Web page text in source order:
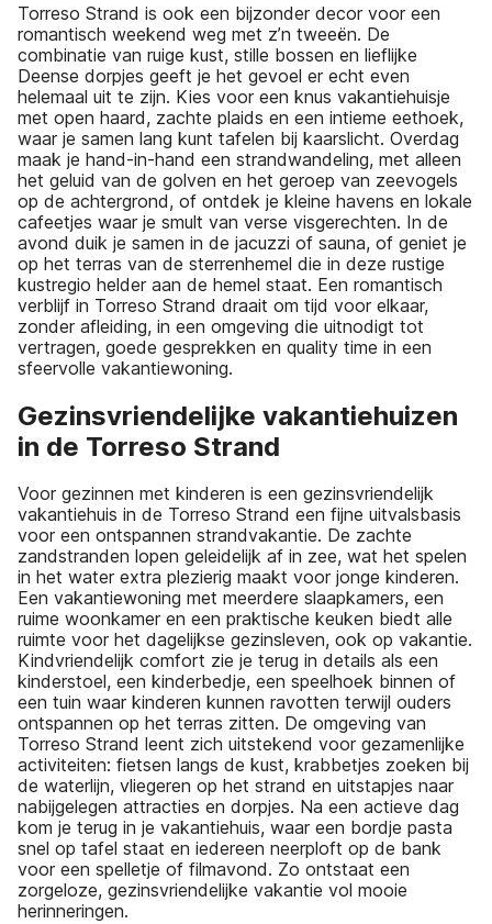
Torreso Strand is ook een bijzonder decor voor een
romantisch weekend weg met z’n tweeën. De
combinatie van ruige kust, stille bossen en lieflijke
Deense dorpjes geeft je het gevoel er echt even
helemaal uit te zijn. Kies voor een knus vakantiehuisje
met open haard, zachte plaids en een intieme eethoek,
waar je samen lang kunt tafelen bij kaarslicht. Overdag
maak je hand-in-hand een strandwandeling, met alleen
het geluid van de golven en het geroep van zeevogels
op de achtergrond, of ontdek je kleine havens en lokale
cafeetjes waar je smult van verse visgerechten. In de
avond duik je samen in de jacuzzi of sauna, of geniet je
op het terras van de sterrenhemel die in deze rustige
kustregio helder aan de hemel staat. Een romantisch
verblijf in Torreso Strand draait om tijd voor elkaar,
zonder afleiding, in een omgeving die uitnodigt tot
vertragen, goede gesprekken en quality time in een
sfeervolle vakantiewoning.
Gezinsvriendelijke vakantiehuizen
in de Torreso Strand
Voor gezinnen met kinderen is een gezinsvriendelijk
vakantiehuis in de Torreso Strand een fijne uitvalsbasis
voor een ontspannen strandvakantie. De zachte
zandstranden lopen geleidelijk af in zee, wat het spelen
in het water extra plezierig maakt voor jonge kinderen.
Een vakantiewoning met meerdere slaapkamers, een
ruime woonkamer en een praktische keuken biedt alle
ruimte voor het dagelijkse gezinsleven, ook op vakantie.
Kindvriendelijk comfort zie je terug in details als een
kinderstoel, een kinderbedje, een speelhoek binnen of
een tuin waar kinderen kunnen ravotten terwijl ouders
ontspannen op het terras zitten. De omgeving van
Torreso Strand leent zich uitstekend voor gezamenlijke
activiteiten: fietsen langs de kust, krabbetjes zoeken bij
de waterlijn, vliegeren op het strand en uitstapjes naar
nabijgelegen attracties en dorpjes. Na een actieve dag
kom je terug in je vakantiehuis, waar een bordje pasta
snel op tafel staat en iedereen neerploft op de bank
voor een spelletje of filmavond. Zo ontstaat een
zorgeloze, gezinsvriendelijke vakantie vol mooie
herinneringen.